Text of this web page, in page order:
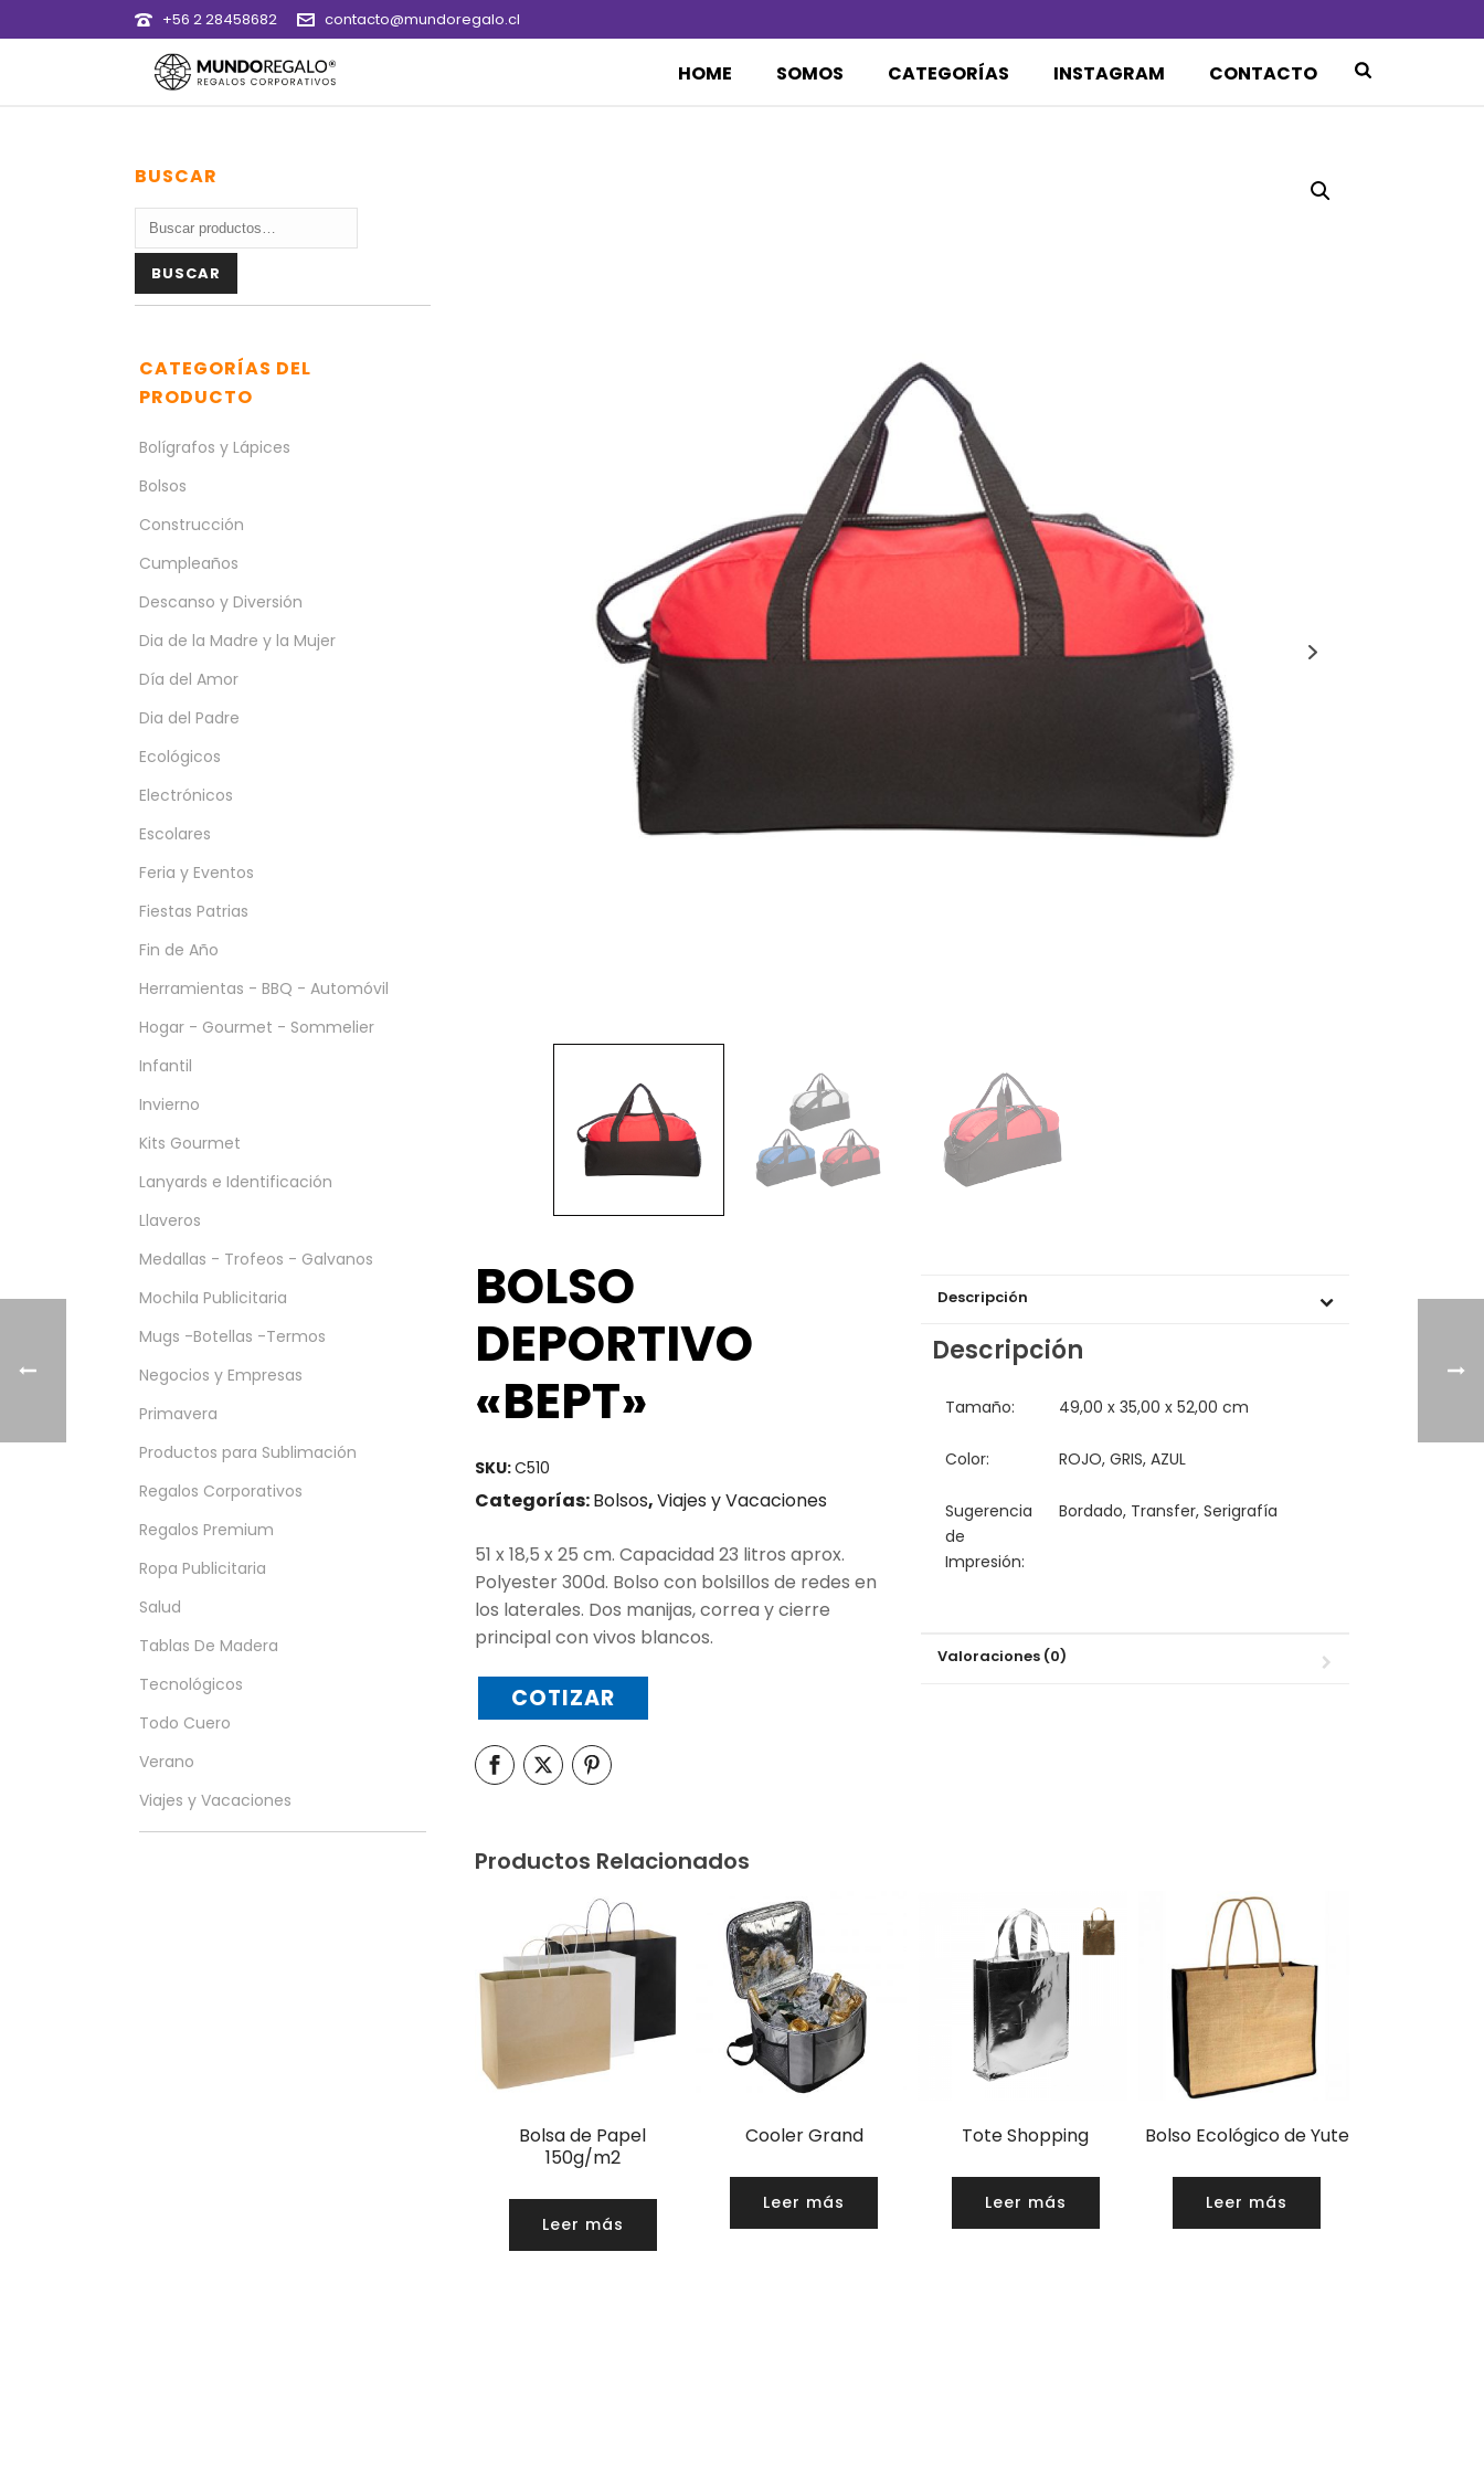
+56 2 28458682 contacto@mundoregalo.cl
HOME SOMOS CATEGORÍAS INSTAGRAM CONTACTO
BOLSO
DEPORTIVO
«BEPT»
SKU:C510
Categorías:Bolsos,Viajes y Vacaciones
51 x 18,5 x 25 cm. Capacidad 23 litros aprox.
Polyester 300d. Bolso con bolsillos de redes en
los laterales. Dos manijas, correa y cierre
principal con vivos blancos.
COTIZAR
Descripción
Descripción
Tamaño: 49,00 x 35,00 x 52,00 cm
Color: ROJO, GRIS, AZUL
Sugerencia
de
Impresión:
Bordado, Transfer, Serigrafía
Valoraciones (0)
Productos Relacionados
Bolsa de Papel
150g/m2
Leer más
Cooler Grand
Leer más
Tote Shopping
Leer más
Bolso Ecológico de Yute
Leer más
BUSCAR
Buscar
por:
BUSCAR
CATEGORÍAS DEL
PRODUCTO
Bolígrafos y Lápices
Bolsos
Construcción
Cumpleaños
Descanso y Diversión
Dia de la Madre y la Mujer
Día del Amor
Dia del Padre
Ecológicos
Electrónicos
Escolares
Feria y Eventos
Fiestas Patrias
Fin de Año
Herramientas - BBQ - Automóvil
Hogar - Gourmet - Sommelier
Infantil
Invierno
Kits Gourmet
Lanyards e Identificación
Llaveros
Medallas - Trofeos - Galvanos
Mochila Publicitaria
Mugs -Botellas -Termos
Negocios y Empresas
Primavera
Productos para Sublimación
Regalos Corporativos
Regalos Premium
Ropa Publicitaria
Salud
Tablas De Madera
Tecnológicos
Todo Cuero
Verano
Viajes y Vacaciones